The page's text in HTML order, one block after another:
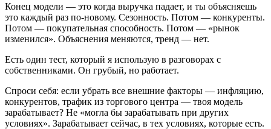
Конец модели — это когда выручка падает, и ты объясняешь
это каждый раз по-новому. Сезонность. Потом — конкуренты.
Потом — покупательная способность. Потом — «рынок
изменился». Объяснения меняются, тренд — нет.
Есть один тест, который я использую в разговорах с
собственниками. Он грубый, но работает.
Спроси себя: если убрать все внешние факторы — инфляцию,
конкурентов, трафик из торгового центра — твоя модель
зарабатывает? Не «могла бы зарабатывать при других
условиях». Зарабатывает сейчас, в тех условиях, которые есть.